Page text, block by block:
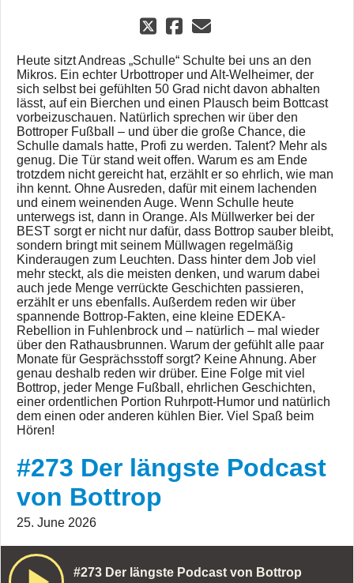
Heute sitzt Andreas „Schulle“ Schulte bei uns an den
Mikros. Ein echter Urbottroper und Alt-Welheimer, der
sich selbst bei gefühlten 50 Grad nicht davon abhalten
lässt, auf ein Bierchen und einen Plausch beim Bottcast
vorbeizuschauen. Natürlich sprechen wir über den
Bottroper Fußball – und über die große Chance, die
Schulle damals hatte, Profi zu werden. Talent? Mehr als
genug. Die Tür stand weit offen. Warum es am Ende
trotzdem nicht gereicht hat, erzählt er so ehrlich, wie man
ihn kennt. Ohne Ausreden, dafür mit einem lachenden
und einem weinenden Auge. Wenn Schulle heute
unterwegs ist, dann in Orange. Als Müllwerker bei der
BEST sorgt er nicht nur dafür, dass Bottrop sauber bleibt,
sondern bringt mit seinem Müllwagen regelmäßig
Kinderaugen zum Leuchten. Dass hinter dem Job viel
mehr steckt, als die meisten denken, und warum dabei
auch jede Menge verrückte Geschichten passieren,
erzählt er uns ebenfalls. Außerdem reden wir über
spannende Bottrop-Fakten, eine kleine EDEKA-
Rebellion in Fuhlenbrock und – natürlich – mal wieder
über den Rathausbrunnen. Warum der gefühlt alle paar
Monate für Gesprächsstoff sorgt? Keine Ahnung. Aber
genau deshalb reden wir drüber. Eine Folge mit viel
Bottrop, jeder Menge Fußball, ehrlichen Geschichten,
einer ordentlichen Portion Ruhrpott-Humor und natürlich
dem einen oder anderen kühlen Bier. Viel Spaß beim
Hören!
#273 Der längste Podcast
von Bottrop
25. June 2026
#273 Der längste Podcast von Bottrop